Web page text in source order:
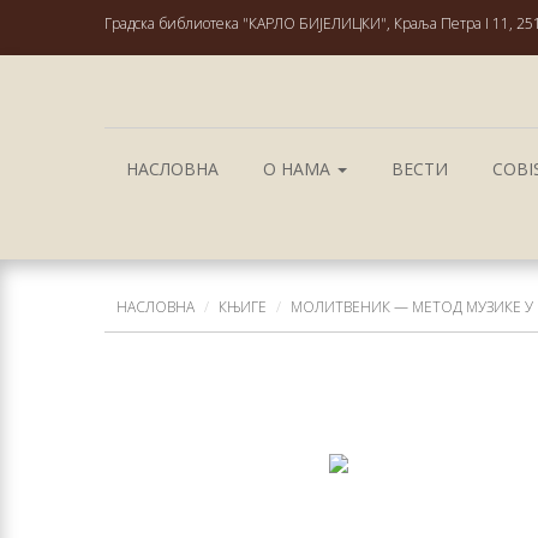
Градска библиотека "КАРЛО БИЈЕЛИЦКИ", Краља Петра I 11,
НАСЛОВНА О НАМА ВЕСТИ
НАСЛОВНА КЊИГЕ МОЛИТВЕНИК — МЕТОД МУЗИКЕ У